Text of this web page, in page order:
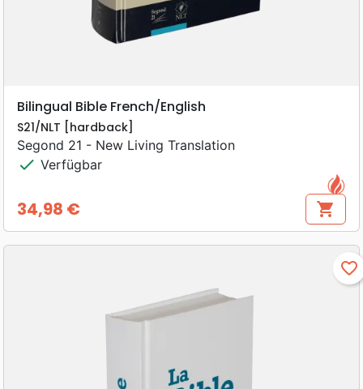
Bilingual Bible French/English
S21/NLT [hardback]
Segond 21 - New Living Translation
check Verfügbar
Preis
34,98 € shopping_cart
favorite_border